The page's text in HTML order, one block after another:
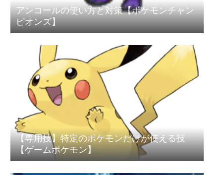
アンコールの使い方と対策【ポケモンチャン
ピオンズ】
【専用技】特定のポケモンだけが使える技
【ゲームポケモン】